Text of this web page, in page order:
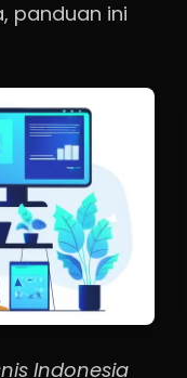
panduan ini
Indonesia